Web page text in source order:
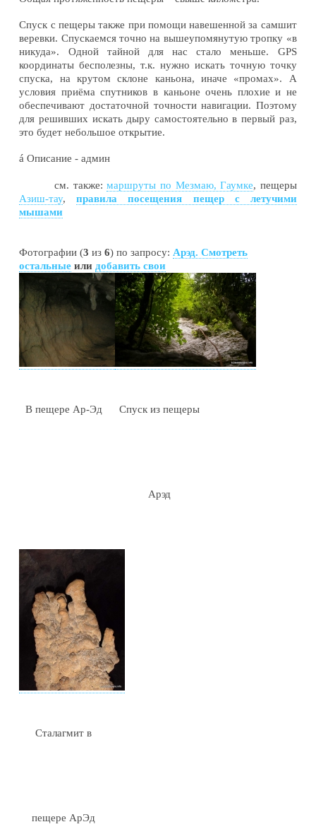
Спуск с пещеры также при помощи навешенной за самшит
веревки. Спускаемся точно на вышеупомянутую тропку «в
никуда». Одной тайной для нас стало меньше. GPS
координаты бесполезны, т.к. нужно искать точную точку
спуска, на крутом склоне каньона, иначе «промах». А
условия приёма спутников в каньоне очень плохие и не
обеспечивают достаточной точности навигации. Поэтому
для решивших искать дыру самостоятельно в первый раз,
это будет небольшое открытие.
á Описание - админ
см. также:маршруты по Мезмаю, Гаумке, пещеры
Азиш-тау,правила посещения пещер с летучими
мышами
Фотографии (3 из6) по запросу: Арэд. Смотреть
остальные или добавить свои
В пещере Ар-Эд Спуск из пещеры
Арэд
Сталагмит в
пещере АрЭд